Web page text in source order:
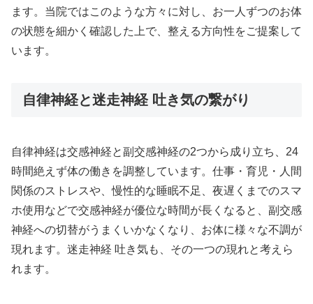
ます。当院ではこのような方々に対し、お一人ずつのお体
の状態を細かく確認した上で、整える方向性をご提案して
います。
自律神経と迷走神経 吐き気の繋がり
自律神経は交感神経と副交感神経の2つから成り立ち、24
時間絶えず体の働きを調整しています。仕事・育児・人間
関係のストレスや、慢性的な睡眠不足、夜遅くまでのスマ
ホ使用などで交感神経が優位な時間が長くなると、副交感
神経への切替がうまくいかなくなり、お体に様々な不調が
現れます。迷走神経 吐き気も、その一つの現れと考えら
れます。